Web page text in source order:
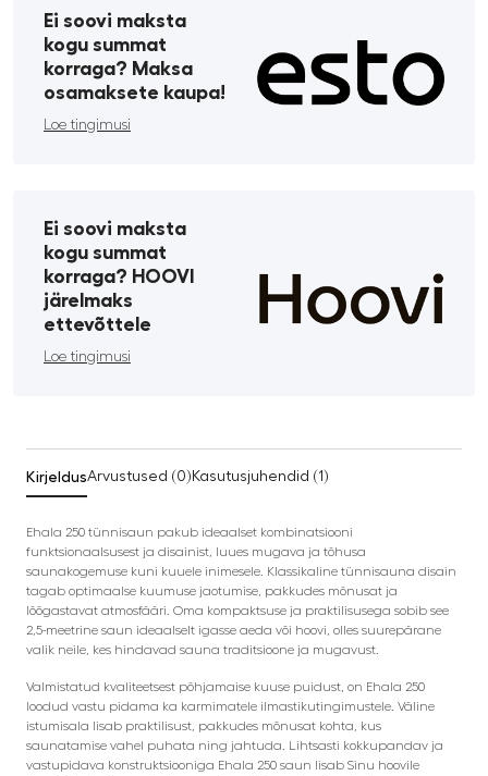
Ei soovi maksta
kogu summat
korraga? Maksa
osamaksete kaupa!
Loe tingimusi
Ei soovi maksta
kogu summat
korraga? HOOVI
järelmaks
ettevõttele
Loe tingimusi
KirjeldusArvustused (0) Kasutusjuhendid (1)
Ehala 250 tünnisaun pakub ideaalset kombinatsiooni
funktsionaalsusest ja disainist, luues mugava ja tõhusa
saunakogemuse kuni kuuele inimesele. Klassikaline tünnisauna disain
tagab optimaalse kuumuse jaotumise, pakkudes mõnusat ja
lõõgastavat atmosfääri. Oma kompaktsuse ja praktilisusega sobib see
2,5-meetrine saun ideaalselt igasse aeda või hoovi, olles suurepärane
valik neile, kes hindavad sauna traditsioone ja mugavust.
Valmistatud kvaliteetsest põhjamaise kuuse puidust, on Ehala 250
loodud vastu pidama ka karmimatele ilmastikutingimustele. Väline
istumisala lisab praktilisust, pakkudes mõnusat kohta, kus
saunatamise vahel puhata ning jahtuda. Lihtsasti kokkupandav ja
vastupidava konstruktsiooniga Ehala 250 saun lisab Sinu hoovile